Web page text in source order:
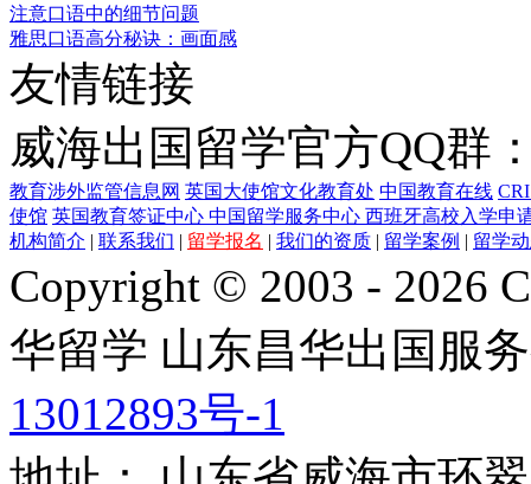
注意口语中的细节问题
雅思口语高分秘诀：画面感
友情链接
威海出国留学官方QQ群
教育涉外监管信息网 英国大使馆文化教育处 中国教育在线
使馆 英国教育签证中心 中国留学服务中心 西班牙高校入学申
机构简介 | 联系我们 | 留学报名 | 我们的资质 | 留学案例 | 留学
Copyright © 2003 - 2026
华留学 山东昌华出国服
13012893号-1